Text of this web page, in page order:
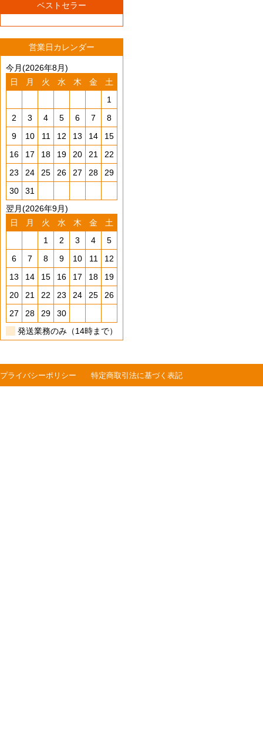
ベストセラー
営業日カレンダー
今月(2026年8月)
日
月 火 水 木 金
土
1
2
3 4 5 6 7
8
9
10 11 12 13 14
15
16
17 18 19 20 21
22
23
24 25 26 27 28
29
30
31
翌月(2026年9月)
日
月 火 水 木 金
土
1
2 3 4
5
6
7 8 9 10 11
12
13
14 15 16 17 18
19
20
21 22 23 24 25
26
27
28 29
30
発送業務のみ（14時まで）
プライバシーポリシー 特定商取引法に基づく表記